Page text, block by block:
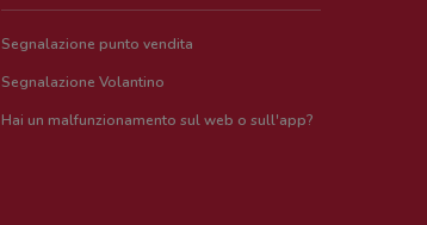
Segnalazione punto vendita
Segnalazione Volantino
Hai un malfunzionamento sul web o sull'app?